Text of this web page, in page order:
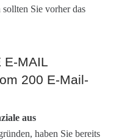
sollten Sie vorher das
E-MAIL
200 E-Mail-
aus
haben Sie bereits